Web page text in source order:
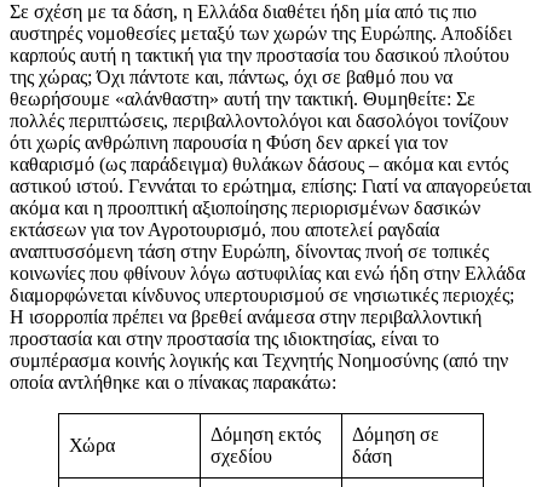
Σε σχέση με τα δάση, η Ελλάδα διαθέτει ήδη μία από τις πιο
αυστηρές νομοθεσίες μεταξύ των χωρών της Ευρώπης. Αποδίδει
καρπούς αυτή η τακτική για την προστασία του δασικού πλούτου
της χώρας; Όχι πάντοτε και, πάντως, όχι σε βαθμό που να
θεωρήσουμε «αλάνθαστη» αυτή την τακτική. Θυμηθείτε: Σε
πολλές περιπτώσεις, περιβαλλοντολόγοι και δασολόγοι τονίζουν
ότι χωρίς ανθρώπινη παρουσία η Φύση δεν αρκεί για τον
καθαρισμό (ως παράδειγμα) θυλάκων δάσους – ακόμα και εντός
αστικού ιστού. Γεννάται το ερώτημα, επίσης: Γιατί να απαγορεύεται
ακόμα και η προοπτική αξιοποίησης περιορισμένων δασικών
εκτάσεων για τον Αγροτουρισμό, που αποτελεί ραγδαία
αναπτυσσόμενη τάση στην Ευρώπη, δίνοντας πνοή σε τοπικές
κοινωνίες που φθίνουν λόγω αστυφιλίας και ενώ ήδη στην Ελλάδα
διαμορφώνεται κίνδυνος υπερτουρισμού σε νησιωτικές περιοχές;
Η ισορροπία πρέπει να βρεθεί ανάμεσα στην περιβαλλοντική
προστασία και στην προστασία της ιδιοκτησίας, είναι το
συμπέρασμα κοινής λογικής και Τεχνητής Νοημοσύνης (από την
οποία αντλήθηκε και ο πίνακας παρακάτω:
Χώρα
Δόμηση εκτός
σχεδίου
Δόμηση σε
δάση